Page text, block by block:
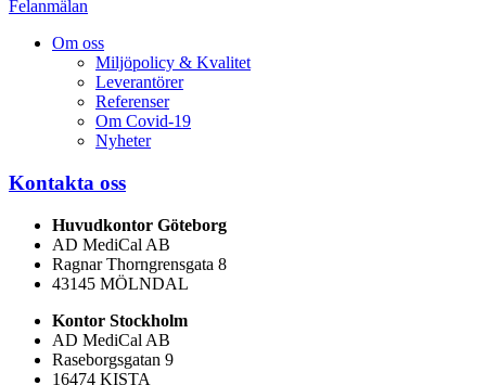
Felanmälan
Om oss
Miljöpolicy & Kvalitet
Leverantörer
Referenser
Om Covid-19
Nyheter
Kontakta oss
Huvudkontor Göteborg
AD MediCal AB
Ragnar Thorngrensgata 8
43145 MÖLNDAL
Kontor Stockholm
AD MediCal AB
Raseborgsgatan 9
16474 KISTA